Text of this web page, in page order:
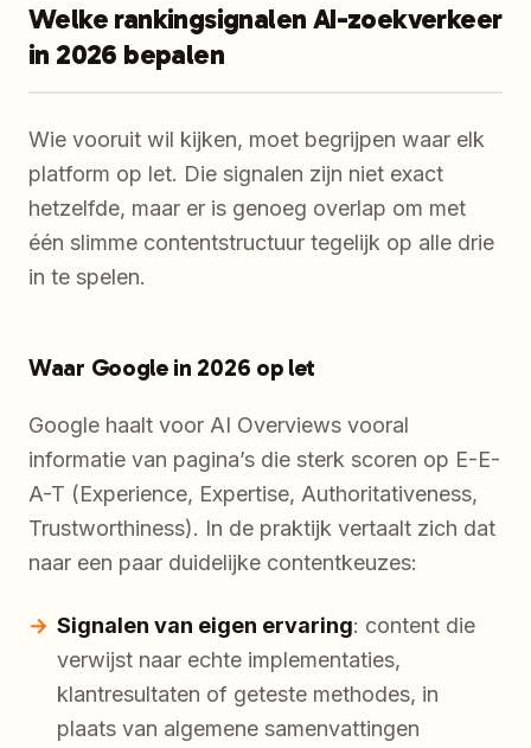
Welke rankingsignalen AI-zoekverkeer
in 2026 bepalen
Wie vooruit wil kijken, moet begrijpen waar elk
platform op let. Die signalen zijn niet exact
hetzelfde, maar er is genoeg overlap om met
één slimme contentstructuur tegelijk op alle drie
in te spelen.
Waar Google in 2026 op let
Google haalt voor AI Overviews vooral
informatie van pagina’s die sterk scoren op E-E-
A-T (Experience, Expertise, Authoritativeness,
Trustworthiness). In de praktijk vertaalt zich dat
naar een paar duidelijke contentkeuzes:
Signalen van eigen ervaring: content die
verwijst naar echte implementaties,
klantresultaten of geteste methodes, in
plaats van algemene samenvattingen